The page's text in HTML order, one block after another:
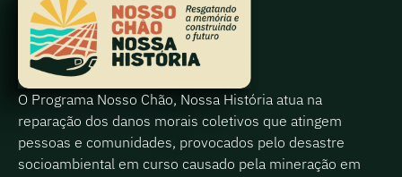
O Programa Nosso Chão, Nossa História atua na
reparação dos danos morais coletivos que atingem
pessoas e comunidades, provocados pelo desastre
socioambiental em curso causado pela mineração em